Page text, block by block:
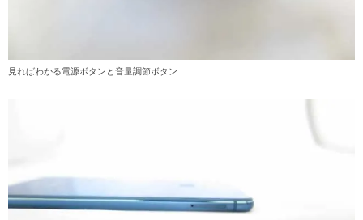
見ればわかる電源ボタンと音量調節ボタン